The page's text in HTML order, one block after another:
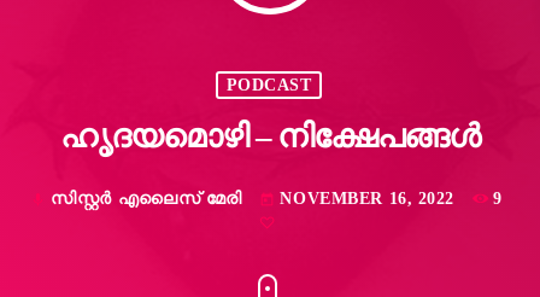
PODCAST
ഹൃദയമൊഴി – നിക്ഷേപങ്ങൾ
mic സിസ്റ്റർ എലൈസ് മേരി today NOVEMBER 16, 2022 9